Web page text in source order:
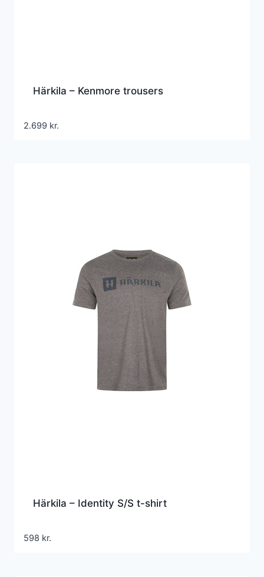
Härkila – Kenmore trousers
2.699 kr.
Härkila – Identity S/S t-shirt
598 kr.